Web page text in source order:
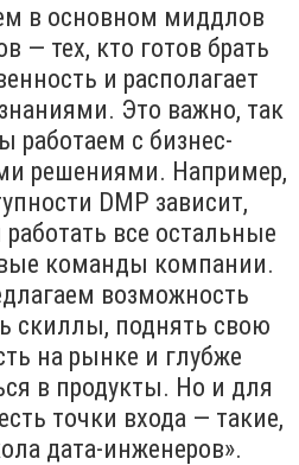
в основном миддлов
— тех, кто готов брать
и располагает
Это важно, так
работаем с бизнес-
решениями. Например,
DMP зависит,
работать все остальные
команды компании.
возможность
скиллы, поднять свою
на рынке и глубже
в продукты. Но и для
точки входа — такие,
дата-инженеров».